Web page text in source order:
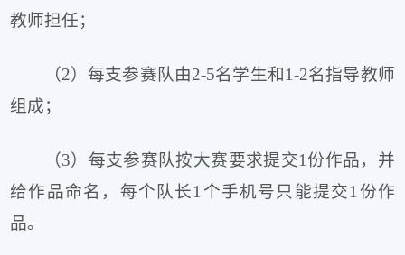
教师担任；
（2）每支参赛队由2-5名学生和1-2名指导教师
组成；
（3）每支参赛队按大赛要求提交1份作品，并
给作品命名，每个队长1个手机号只能提交1份作
品。